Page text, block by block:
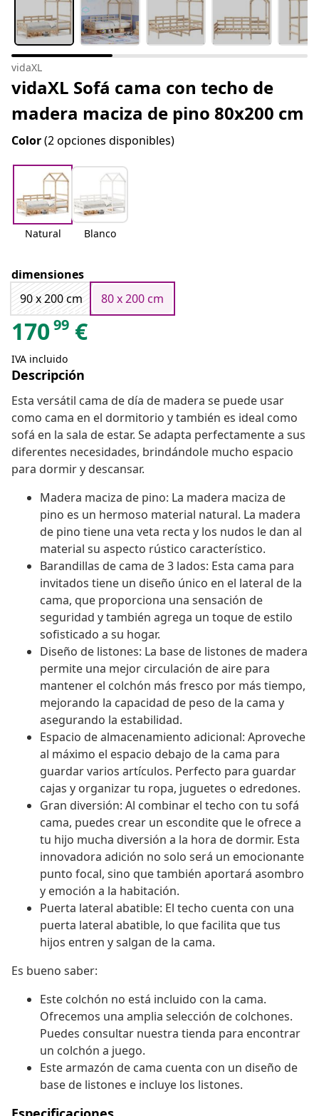
vidaXL
vidaXL Sofá cama con techo de
madera maciza de pino 80x200 cm
Color(2 opciones disponibles)
Natural Blanco
dimensiones
90 x 200 cm
80 x 200 cm
17099 €
IVA incluido
Descripción
Esta versátil cama de día de madera se puede usar
como cama en el dormitorio y también es ideal como
sofá en la sala de estar. Se adapta perfectamente a sus
diferentes necesidades, brindándole mucho espacio
para dormir y descansar.
Madera maciza de pino: La madera maciza de
pino es un hermoso material natural. La madera
de pino tiene una veta recta y los nudos le dan al
material su aspecto rústico característico.
Barandillas de cama de 3 lados: Esta cama para
invitados tiene un diseño único en el lateral de la
cama, que proporciona una sensación de
seguridad y también agrega un toque de estilo
sofisticado a su hogar.
Diseño de listones: La base de listones de madera
permite una mejor circulación de aire para
mantener el colchón más fresco por más tiempo,
mejorando la capacidad de peso de la cama y
asegurando la estabilidad.
Espacio de almacenamiento adicional: Aproveche
al máximo el espacio debajo de la cama para
guardar varios artículos. Perfecto para guardar
cajas y organizar tu ropa, juguetes o edredones.
Gran diversión: Al combinar el techo con tu sofá
cama, puedes crear un escondite que le ofrece a
tu hijo mucha diversión a la hora de dormir. Esta
innovadora adición no solo será un emocionante
punto focal, sino que también aportará asombro
y emoción a la habitación.
Puerta lateral abatible: El techo cuenta con una
puerta lateral abatible, lo que facilita que tus
hijos entren y salgan de la cama.
Es bueno saber:
Este colchón no está incluido con la cama.
Ofrecemos una amplia selección de colchones.
Puedes consultar nuestra tienda para encontrar
un colchón a juego.
Este armazón de cama cuenta con un diseño de
base de listones e incluye los listones.